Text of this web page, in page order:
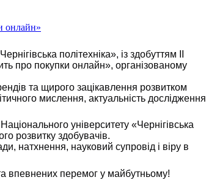
політехніка», із здобуттям ІІ
про покупки онлайн», організованому
та щирого зацікавлення розвитком
мислення, актуальність дослідження
університету «Чернігівська
розвитку здобувачів.
натхнення, науковий супровід і віру в
впевнених перемог у майбутньому!